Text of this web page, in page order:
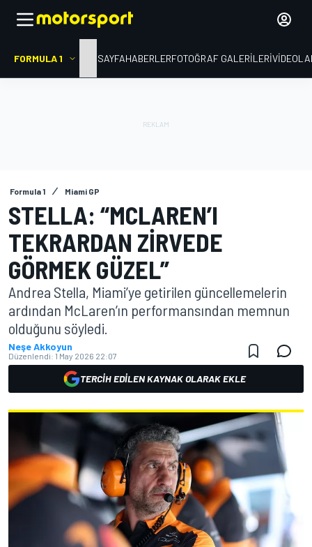
FORMULA 1 ANA SAYFAHABERLERFOTOĞRAF GALERILERI
Formula 1 Miami GP
STELLA: “MCLAREN’I
TEKRARDAN ZIRVEDE
GÖRMEK GÜZEL”
Andrea Stella, Miami’ye getirilen güncellemelerin
ardından McLaren’ın performansından memnun
olduğunu söyledi.
Neşe Akkoyun
Düzenlendi: 1 May 2026 22:07
TERCIH EDILEN KAYNAK OLARAK EKLE